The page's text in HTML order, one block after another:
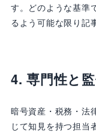
す。どのような基準
るよう可能な限り記
4. 専門性と
暗号資産・税務・法
じて知見を持つ担当